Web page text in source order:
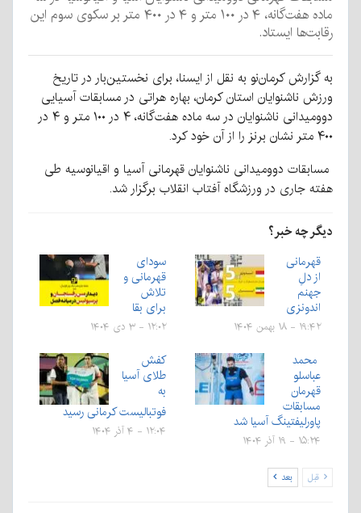
ماده هفت‌گانه، ۴ در ۱۰۰ متر و ۴ در ۴۰۰ متر بر سکوی سوم این
رقابت‌ها ایستاد.
به گزارش کرمان‌نو به نقل از ایسنا، برای نخستین‌بار در تاریخ
ورزش ناشنوایان استان کرمان، بهاره هراتی در مسابقات آسیایی
دوومیدانی ناشنوایان در سه ماده هفت‌گانه، ۴ در ۱۰۰ متر و ۴ در
۴۰۰ متر نشان برنز را از آن خود کرد.
مسابقات دوومیدانی ناشنوایان قهرمانی آسیا و اقیانوسیه طی
هفته جاری در ورزشگاه آفتاب انقلاب برگزار شد.
دیگر چه خبر؟
قهرمانی
از دلِ
جهنم
اندونزی
۱۹:۴۲ - ۱۸ بهمن ۱۴۰۴
سودای
قهرمانی و
تلاش
برای بقا
۱۲:۰۲ - ۳ دی ۱۴۰۴
محمد
عباسلو
قهرمان
مسابقات
پاورلیفتینگ آسیا شد
۱۵:۲۴ - ۱۹ آذر ۱۴۰۴
کفش
طلای آسیا
به
فوتبالیست کرمانی رسید
۱۲:۰۴ - ۴ آذر ۱۴۰۴
قبل بعد